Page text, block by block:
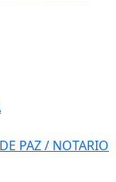
PAZ / NOTARIO